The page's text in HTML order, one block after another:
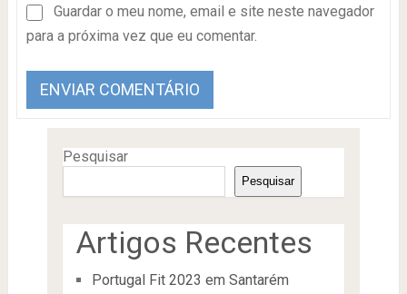
Guardar o meu nome, email e site neste navegador
para a próxima vez que eu comentar.
Pesquisar
Pesquisar
Artigos Recentes
Portugal Fit 2023 em Santarém